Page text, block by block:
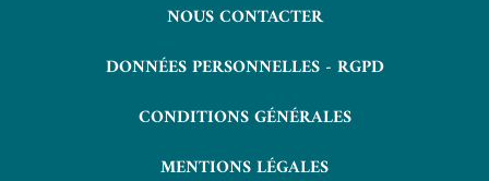
NOUS CONTACTER
DONNÉES PERSONNELLES - RGPD
CONDITIONS GÉNÉRALES
MENTIONS LÉGALES